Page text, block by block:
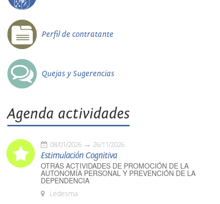
Perfil de contratante
Quejas y Sugerencias
Agenda actividades
08/01/2026 26/11/2026
Estimulación Cognitiva
OTRAS ACTIVIDADES DE PROMOCIÓN DE LA
AUTONOMÍA PERSONAL Y PREVENCIÓN DE LA
DEPENDENCIA
Ledesma